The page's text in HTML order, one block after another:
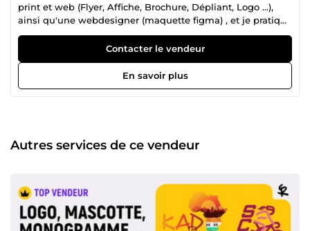
print et web (Flyer, Affiche, Brochure, Dépliant, Logo ...),
ainsi qu'une webdesigner (maquette figma) , et je pratique
cette passionnante activité depuis 2015. Mon amour pour
les métiers d'art, le web-design et les nouvelles
technologies m'a conduit à obtenir mon diplôme de
graphiste en 2009, suivi d'une formation en
programmation web en 2014. En 2015, j'ai pris la décision
disposition mes compétences sur ComeUp. Je peux vous
accompagner dans la création de l'identité visuelle de
une charte graphique complète, concevoir un favicon, etc.
Conception de cartes de visite avec ou sans verso, que ce
soit dans un style épuré ou plus complexe. Conception de
Contacter le vendeur
En savoir plus
Autres services de ce vendeur